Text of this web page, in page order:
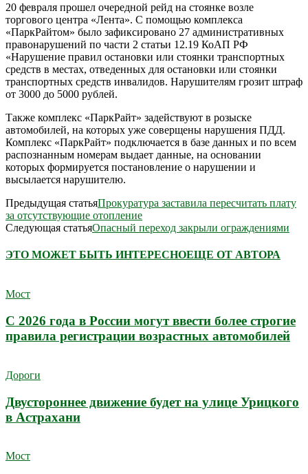
20 февраля прошел очередной рейд на стоянке возле
торгового центра «Лента». С помощью комплекса
«ПаркРайтом» было зафиксировано 27 административных
правонарушений по части 2 статьи 12.19 КоАП РФ
«Нарушение правил остановки или стоянки транспортных
средств в местах, отведенных для остановки или стоянки
транспортных средств инвалидов. Нарушителям грозит штраф
от 3000 до 5000 рублей.
Также комплекс «ПаркРайт» задействуют в розыске
автомобилей, на которых уже соверщены нарушения ПДД.
Комплекс «ПаркРайт» подключается в базе данных и по всем
распознанным номерам выдает данные, на основании
которых формируется постановление о нарушении и
высылается нарушителю.
Предыдущая статьяПрокуратура заставила пересчитать плату
за отсутствующие отопление
Следующая статьяОпасный переход закрыли ограждениями
ЭТО МОЖЕТ БЫТЬ ИНТЕРЕСНОЕЩЕ ОТ АВТОРА
Мост
С 2026 года в России могут ввести более строгие
правила регистрации возрастных автомобилей
Дороги
Двустороннее движение будет на улице Урицкого
в Астрахани
Мост